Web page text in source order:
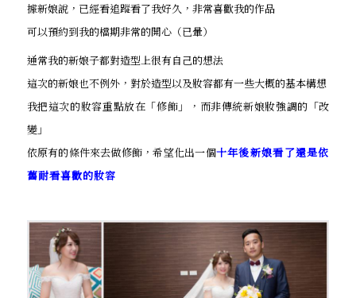
據新娘說，已經看追蹤看了我好久，非常喜歡我的作品
可以預約到我的檔期非常的開心（已暈）
通常我的新娘子都對造型上很有自己的想法
這次的新娘也不例外，對於造型以及妝容都有一些大概的基本構想
我把這次的妝容重點放在「修飾」，而非傳統新娘妝強調的「改
變」
依原有的條件來去做修飾，希望化出一個十年後新娘看了還是依
舊耐看喜歡的妝容